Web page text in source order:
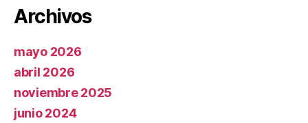
Archivos
mayo 2026
abril 2026
noviembre 2025
junio 2024